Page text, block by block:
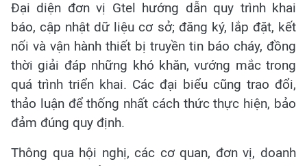
Đại diện đơn vị Gtel hướng dẫn quy trình khai
báo, cập nhật dữ liệu cơ sở; đăng ký, lắp đặt, kết
nối và vận hành thiết bị truyền tin báo cháy, đồng
thời giải đáp những khó khăn, vướng mắc trong
quá trình triển khai. Các đại biểu cũng trao đổi,
thảo luận để thống nhất cách thức thực hiện, bảo
đảm đúng quy định.
Thông qua hội nghị, các cơ quan, đơn vị, doanh